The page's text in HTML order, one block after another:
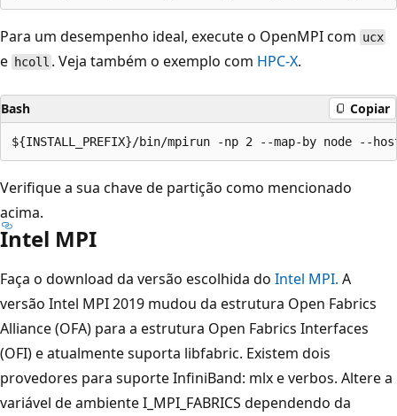
Para um desempenho ideal, execute o OpenMPI com ucx
e hcoll . Veja também o exemplo com HPC-X.
Bash Copiar
Verifique a sua chave de partição como mencionado
acima.
Intel MPI
Faça o download da versão escolhida do Intel MPI. A
versão Intel MPI 2019 mudou da estrutura Open Fabrics
Alliance (OFA) para a estrutura Open Fabrics Interfaces
(OFI) e atualmente suporta libfabric. Existem dois
provedores para suporte InfiniBand: mlx e verbos. Altere a
variável de ambiente I_MPI_FABRICS dependendo da